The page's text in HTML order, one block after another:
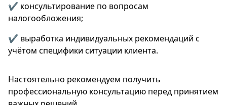
✔️ консультирование по вопросам
налогообложения;
✔️ выработка индивидуальных рекомендаций с
учётом специфики ситуации клиента.
Настоятельно рекомендуем получить
профессиональную консультацию перед принятием